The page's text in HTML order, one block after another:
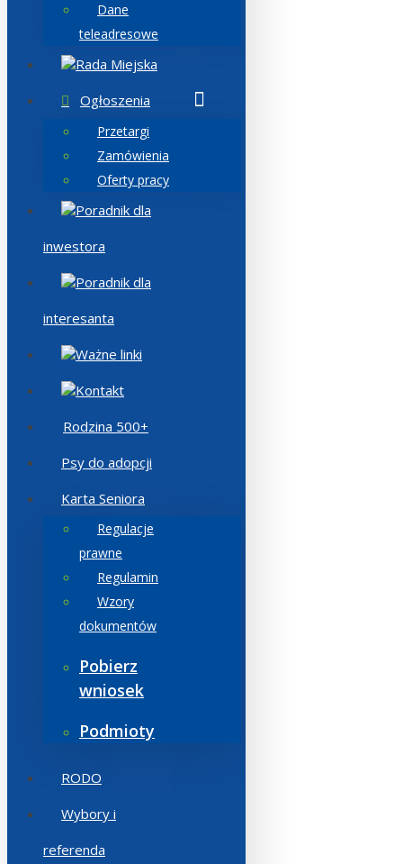
Dane
teleadresowe
Rada Miejska
Ogłoszenia
Przetargi
Zamówienia
Oferty pracy
Poradnik dla
inwestora
Poradnik dla
interesanta
Ważne linki
Kontakt
Rodzina 500+
Psy do adopcji
Karta Seniora
Regulacje
prawne
Regulamin
Wzory
dokumentów
Pobierz
wniosek
Podmioty
RODO
Wybory i
referenda